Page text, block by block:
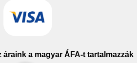
áraink a magyar ÁFA-t tartalmazzák